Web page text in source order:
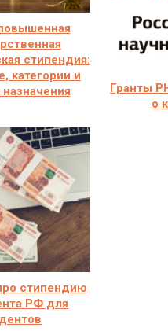
стипендия:
категории и
Гранты
о
стипендию
РФ для